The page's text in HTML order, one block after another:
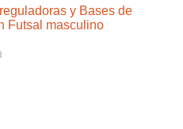
y Bases de
Futsal masculino